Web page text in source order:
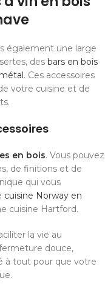
également une large
des bars en bois
. Ces accessoires
votre cuisine et de
en bois. Vous pouvez
de finitions et de
qui vous
cuisine Norway en
cuisine Hartford.
la vie au
douce,
à tout pour que votre